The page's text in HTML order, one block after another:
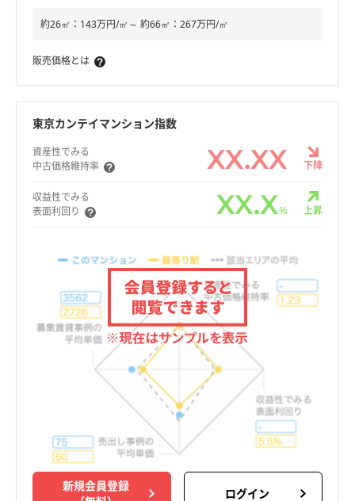
約26㎡：143万円/㎡～ 約66㎡：267万円/㎡
販売価格とは
東京カンテイマンション指数
資産性でみる
中古価格維持率
XX.XX 下降
収益性でみる
表面利回り
XX.X% 上昇
新規会員登録
ログイン